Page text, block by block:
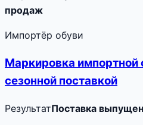
продаж
Импортёр обуви
Маркировка импортной
сезонной поставкой
РезультатПоставка